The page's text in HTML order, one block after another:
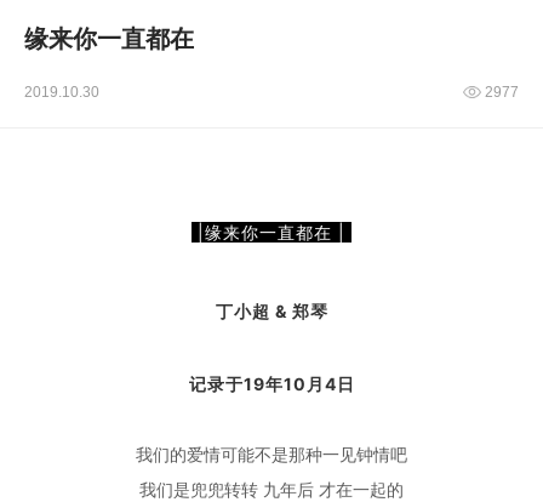
缘来你一直都在
2019.10.30 2977
|缘来你一直都在 |
丁小超 & 郑琴
记录于19年10月4日
我们的爱情可能不是那种一见钟情吧
我们是兜兜转转 九年后 才在一起的